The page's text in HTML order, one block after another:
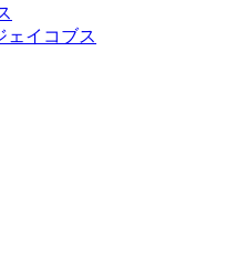
ェイコブス